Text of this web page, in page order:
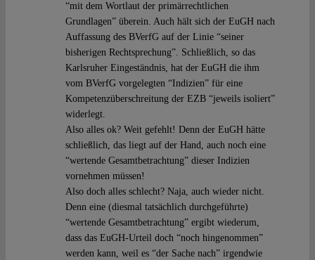
“mit dem Wortlaut der primärrechtlichen
Grundlagen” überein. Auch hält sich der EuGH nach
Auffassung des BVerfG auf der Linie “seiner
bisherigen Rechtsprechung”. Schließlich, so das
Karlsruher Eingeständnis, hat der EuGH die ihm
vom BVerfG vorgelegten “Indizien” für eine
Kompetenzüberschreitung der EZB “jeweils isoliert”
widerlegt.
Also alles ok? Weit gefehlt! Denn der EuGH hätte
schließlich, das liegt auf der Hand, auch noch eine
“wertende Gesamtbetrachtung” dieser Indizien
vornehmen müssen!
Also doch alles schlecht? Naja, auch wieder nicht.
Denn eine (diesmal tatsächlich durchgeführte)
“wertende Gesamtbetrachtung” ergibt wiederum,
dass das EuGH-Urteil doch “noch hingenommen”
werden kann, weil es “der Sache nach” irgendwie